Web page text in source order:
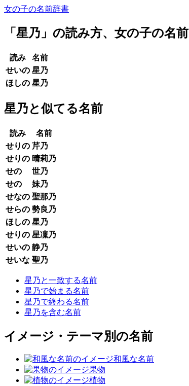
女の子の名前辞書
「 星乃 」の読み方、女の子の名前
読み
名前
せいの 星乃
ほしの 星乃
星乃と似てる名前
読み
名前
せりの 芹乃
せりの 晴莉乃
せの
世乃
せの
妹乃
せなの 聖那乃
せらの 勢良乃
ほしの 星乃
せりの 星凜乃
せいの 静乃
せいな 聖乃
星乃と一致する名前
星乃で始まる名前
星乃で終わる名前
星乃を含む名前
イメージ・テーマ別の名前
和風な名前
果物
植物